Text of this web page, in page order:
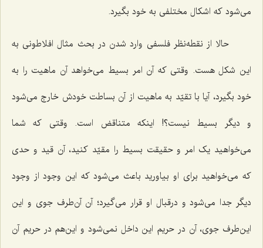
مى‌شود که اشکال مختلفى به خود بگیرد.
حالا از نقطه‌نظر فلسفى وارد شدن در بحث مثال افلاطونى به
این شکل هست. وقتى که آن امر بسیط مى‌خواهد آن ماهیت را به
خود بگیرد، آیا با تقیّد به ماهیت از آن بساطت خودش خارج مى‌شود
و دیگر بسیط نیست؟! اینکه متناقض است. وقتى که شما
مى‌خواهید یک امر و حقیقت بسیط را مقیّد کنید، آن قید و حدى
که مى‌خواهید براى او بیاورید باعث مى‌شود که این وجود از وجود
دیگر جدا مى‌شود و درقبال او قرار مى‌گیرد؛ آن آن‌طرف جوی و این
این‌طرف جوی، آن در حریم این داخل نمى‌شود و این‌هم در حریم آن